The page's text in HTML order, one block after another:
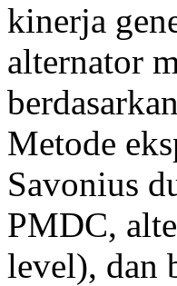
kinerja
alternator
Metode
Savonius
PMDC,
level), dan